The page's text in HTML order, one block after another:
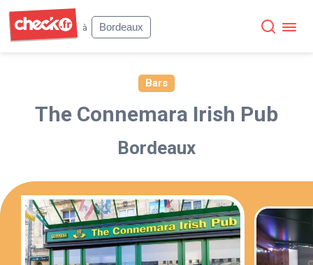
à
Bordeaux
Bars
The Connemara Irish Pub
Bordeaux